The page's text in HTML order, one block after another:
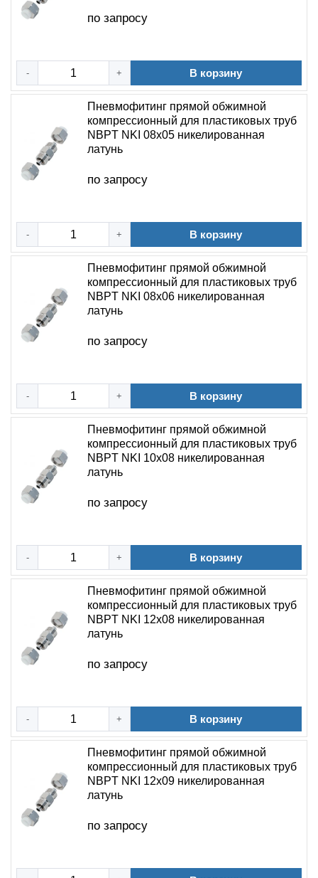
по запросу
- + В корзину
Пневмофитинг прямой обжимной
компрессионный для пластиковых труб
NBPT NKI 08х05 никелированная
латунь
по запросу
- + В корзину
Пневмофитинг прямой обжимной
компрессионный для пластиковых труб
NBPT NKI 08х06 никелированная
латунь
по запросу
- + В корзину
Пневмофитинг прямой обжимной
компрессионный для пластиковых труб
NBPT NKI 10х08 никелированная
латунь
по запросу
- + В корзину
Пневмофитинг прямой обжимной
компрессионный для пластиковых труб
NBPT NKI 12х08 никелированная
латунь
по запросу
- + В корзину
Пневмофитинг прямой обжимной
компрессионный для пластиковых труб
NBPT NKI 12х09 никелированная
латунь
по запросу